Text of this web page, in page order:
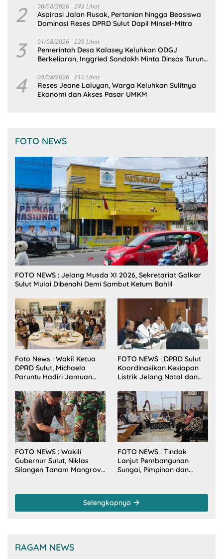
2 06/08/2026 243 Lihat
Aspirasi Jalan Rusak, Pertanian hingga Beasiswa
Dominasi Reses DPRD Sulut Dapil Minsel-Mitra
3 01/08/2026 229 Lihat
Pemerintah Desa Kalasey Keluhkan ODGJ
Berkeliaran, Inggried Sondakh Minta Dinsos Turun
4 04/08/2026 210 Lihat
Reses Jeane Laluyan, Warga Keluhkan Sulitnya
Ekonomi dan Akses Pasar UMKM
FOTO NEWS
FOTO NEWS : Jelang Musda XI 2026, Sekretariat Golkar
Sulut Mulai Dibenahi Demi Sambut Ketum Bahlil
Foto News : Wakil Ketua
DPRD Sulut, Michaela
Paruntu Hadiri Jamuan
Sulut Bersama Wamenkes
RI
FOTO NEWS : DPRD Sulut
Koordinasikan Kesiapan
Listrik Jelang Natal dan
FOTO NEWS : Wakili
Gubernur Sulut, Niklas
Silangen Tanam Mangrove
FOTO NEWS : Tindak
Lanjut Pembangunan
Sungai, Pimpinan dan
Kementerian PU-RI
Selengkapnya
RAGAM NEWS